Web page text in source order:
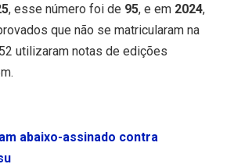
, esse número foi de 95, e em 2024,
que não se matricularam na
utilizaram notas de edições
abaixo-assinado contra